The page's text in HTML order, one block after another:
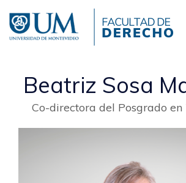
contenido
principal
Beatriz Sosa
Co-directora del Posgrado en